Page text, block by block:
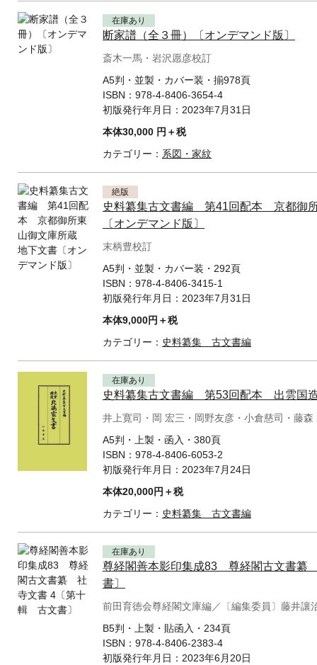
在庫あり
断家譜（全３冊）〔オンデマンド版〕
斎木一馬・岩沢愿彦校訂
A5判・並製・カバー装・揃978頁
ISBN： 978-4-8406-3654-4
初版発行年月日： 2023年7月31日
本体30,000 円＋税
カテゴリー： 系図・家紋
絶版
史料纂集古文書編 第41回配本 京都御
〔オンデマンド版〕
末柄豊校訂
A5判・並製・カバー装・292頁
ISBN： 978-4-8406-3415-1
初版発行年月日： 2023年7月31日
本体9,000円＋税
カテゴリー： 史料纂集 古文書編
在庫あり
史料纂集古文書編 第53回配本 出雲国
井上寛司・岡 宏三・岡野友彦・小倉慈司・藤森
A5判・上製・函入・380頁
ISBN： 978-4-8406-6053-2
初版発行年月日： 2023年7月24日
本体20,000円＋税
カテゴリー： 史料纂集 古文書編
在庫あり
尊経閣善本影印集成83 尊経閣古文書
書〕
前田育徳会尊経閣文庫編／〔編集委員〕藤井讓
B5判・上製・貼函入・234頁
ISBN： 978-4-8406-2383-4
初版発行年月日： 2023年6月20日